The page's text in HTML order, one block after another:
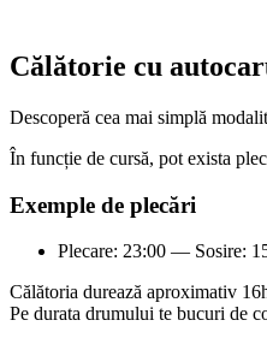
Călătorie cu
Descoperă cea mai simplă
În funcție de cursă, pot exista
Exemple de plecări
Plecare: 23:00 — Sosire:
Călătoria durează aproximativ
Pe durata drumului te bucuri de